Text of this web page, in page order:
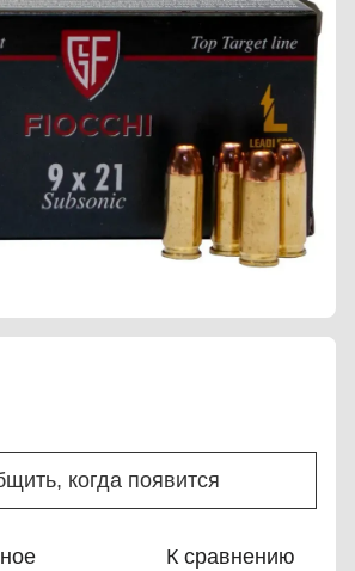
когда появится
К сравнению